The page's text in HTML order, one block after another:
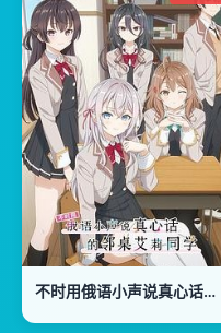
不时用俄语小声说真心话的邻桌艾莉同学